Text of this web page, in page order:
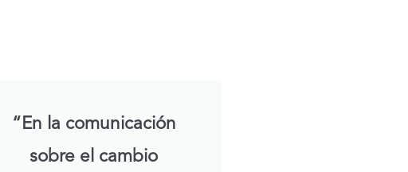
“En la comunicación
sobre el cambio